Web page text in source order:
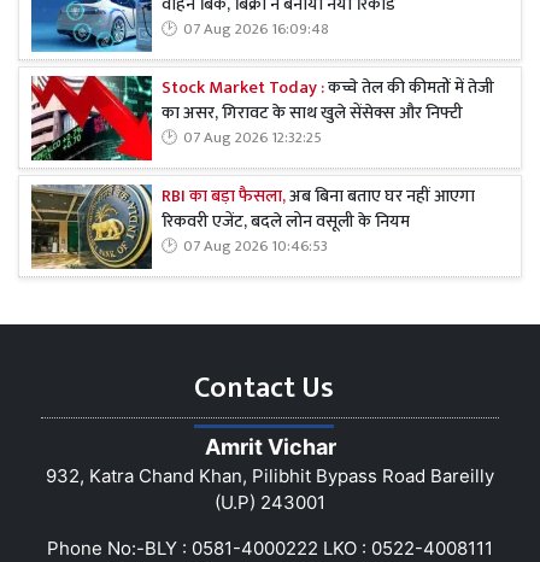
07 Aug 2026 16:09:48
Stock Market Today :कच्चे तेल की कीमतों में तेजी
का असर, गिरावट के साथ खुले सेंसेक्स और निफ्टी
07 Aug 2026 12:32:25
RBI का बड़ा फैसला,अब बिना बताए घर नहीं आएगा
रिकवरी एजेंट, बदले लोन वसूली के नियम
07 Aug 2026 10:46:53
Contact Us
Amrit Vichar
932, Katra Chand Khan, Pilibhit Bypass Road Bareilly
(U.P) 243001
Phone No:-BLY : 0581-4000222 LKO : 0522-4008111